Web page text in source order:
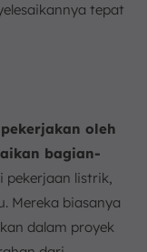
tepat
oleh
bagian-
pekerjaan listrik,
Mereka biasanya
dalam proyek